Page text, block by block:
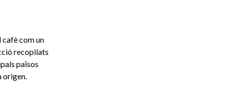
cafè com un
recopilats
països
origen.